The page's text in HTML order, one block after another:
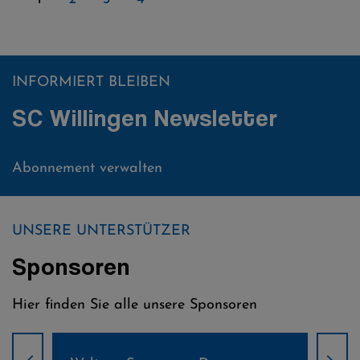
INFORMIERT BLEIBEN
SC Willingen Newsletter
Abonnement verwalten
UNSERE UNTERSTÜTZER
Sponsoren
Hier finden Sie alle unsere Sponsoren